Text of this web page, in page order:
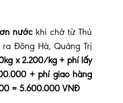
nước khi chở từ Thủ
Đông Hà, Quảng Trị
x 2.200/kg + phí lấy
+ phí giao hàng
= 5.600.000 VNĐ